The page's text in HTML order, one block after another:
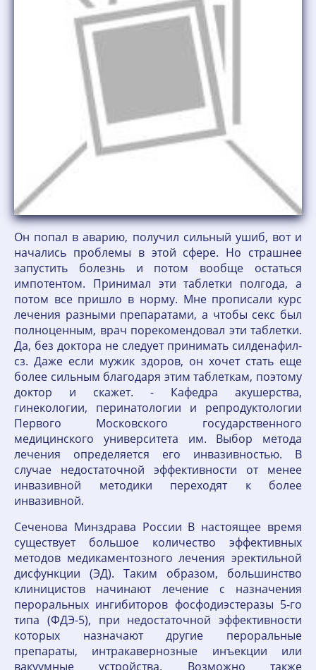
Он попал в аварию, получил сильный ушиб, вот и
начались проблемы в этой сфере. Но страшнее
запустить болезнь и потом вообще остаться
импотентом. Принимал эти таблетки полгода, а
потом все пришло в норму. Мне прописали курс
лечения разными препаратами, а чтобы секс был
полноценным, врач порекомендовал эти таблетки.
Да, без доктора не следует принимать силденафил-
сз. Даже если мужик здоров, он хочет стать еще
более сильным благодаря этим таблеткам, поэтому
доктор и скажет. - Кафедра акушерства,
гинекологии, перинатологии и репродуктологии
Первого Московского государственного
медицинского университета им. Выбор метода
лечения определяется его инвазивностью. В
случае недостаточной эффективности от менее
инвазивной методики переходят к более
инвазивной.
Сеченова Минздрава России В настоящее время
существует большое количество эффективных
методов медикаментозного лечения эректильной
дисфункции (ЭД). Таким образом, большинство
клиницистов начинают лечение с назначения
пероральных ингибиторов фосфодиэстеразы 5-го
типа (ФДЭ-5), при недостаточной эффективности
которых назначают другие пероральные
препараты, интракавернозные инъекции или
вакуумные устройства. Возможно также